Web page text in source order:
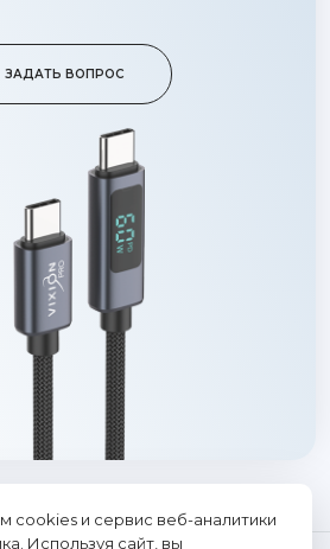
ЗАДАТЬ ВОПРОС
cookies и сервис веб-аналитики
Используя сайт, вы